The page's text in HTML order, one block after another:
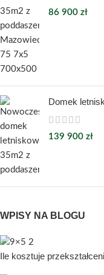
86 900 zł
Domek
139 900 zł
WPISY NA BLOGU
Ile kosztuje